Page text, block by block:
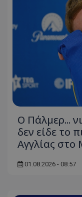
Ο Πάλμερ...
δεν είδε το
Αγγλίας στο
01.08.2026 - 08:57